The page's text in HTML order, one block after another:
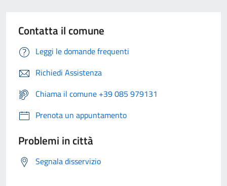
Contatta il comune
Leggi le domande frequenti
Richiedi Assistenza
Chiama il comune +39 085 979131
Prenota un appuntamento
Problemi in città
Segnala disservizio